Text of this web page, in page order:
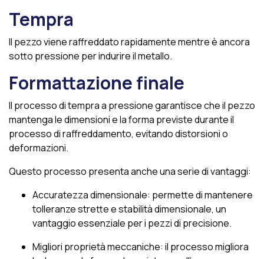
Tempra
Il pezzo viene raffreddato rapidamente mentre è ancora
sotto pressione per indurire il metallo.
Formattazione finale
Il processo di tempra a pressione garantisce che il pezzo
mantenga le dimensioni e la forma previste durante il
processo di raffreddamento, evitando distorsioni o
deformazioni.
Questo processo presenta anche una serie di vantaggi:
Accuratezza dimensionale: permette di mantenere
tolleranze strette e stabilità dimensionale, un
vantaggio essenziale per i pezzi di precisione.
Migliori proprietà meccaniche: il processo migliora